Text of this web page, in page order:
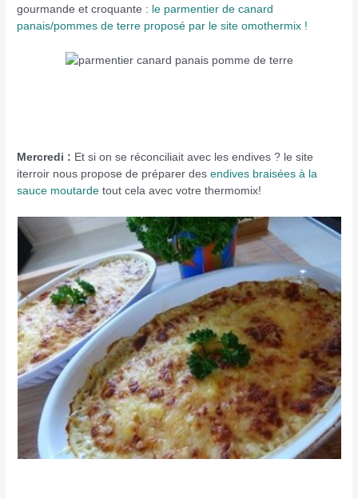
gourmande et croquante : le parmentier de canard
panais/pommes de terre proposé par le site omothermix !
Mercredi : Et si on se réconciliait avec les endives ? le site
iterroir nous propose de préparer desendives braisées à la
sauce moutarde tout cela avec votre thermomix!